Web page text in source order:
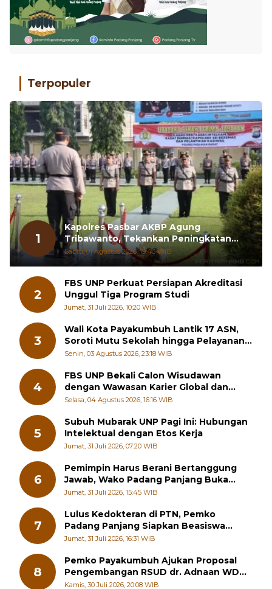
Terpopuler
1
Kapolres Pasbar AKBP Agung
Tribawanto, Tekankan Peningkatan
Pelayanan dan Sinergi dengan
Masyarakat
Sabtu, 01 Agustus 2026, 19:43 WIB
2
FBS UNP Perkuat Persiapan Akreditasi
Unggul Tiga Program Studi
Jumat, 31 Juli 2026, 10:20 WIB
3
Wali Kota Payakumbuh Lantik 17 ASN,
Soroti Mutu Sekolah hingga Pelayanan
RSUD
Senin, 03 Agustus 2026, 23:18 WIB
4
FBS UNP Bekali Calon Wisudawan
dengan Wawasan Karier Global dan
Kewirausahaan Kreatif
Selasa, 04 Agustus 2026, 16:16 WIB
5
Subuh Mubarak UNP Pagi Ini: Hubungan
Intelektual dengan Etos Kerja
Jumat, 31 Juli 2026, 07:20 WIB
6
Pemimpin Harus Berani Bertanggung
Jawab, Wako Padang Panjang Buka
Pelatihan Kepemimpinan Pelajar
Jumat, 31 Juli 2026, 15:45 WIB
7
Lulus Kedokteran di PTN, Pemko
Padang Panjang Siapkan Beasiswa
Penuh
Jumat, 31 Juli 2026, 16:31 WIB
8
Pemko Payakumbuh Ajukan Proposal
Pengembangan RSUD dr. Adnaan WD
kepada Kementerian Kesehatan
Kamis, 30 Juli 2026, 20:08 WIB